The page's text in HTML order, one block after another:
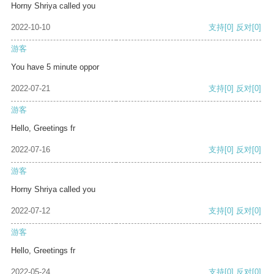
Horny Shriya called you
2022-10-10 支持[0] 反对[0]
游客
You have 5 minute oppor
2022-07-21 支持[0] 反对[0]
游客
Hello, Greetings fr
2022-07-16 支持[0] 反对[0]
游客
Horny Shriya called you
2022-07-12 支持[0] 反对[0]
游客
Hello, Greetings fr
2022-05-24 支持[0] 反对[0]